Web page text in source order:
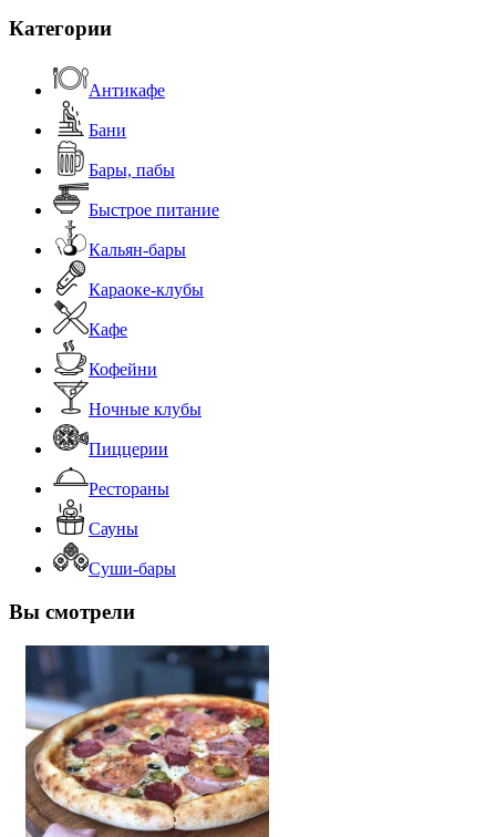
Категории
Антикафе
Бани
Бары, пабы
Быстрое питание
Кальян-бары
Караоке-клубы
Кафе
Кофейни
Ночные клубы
Пиццерии
Рестораны
Сауны
Суши-бары
Вы смотрели